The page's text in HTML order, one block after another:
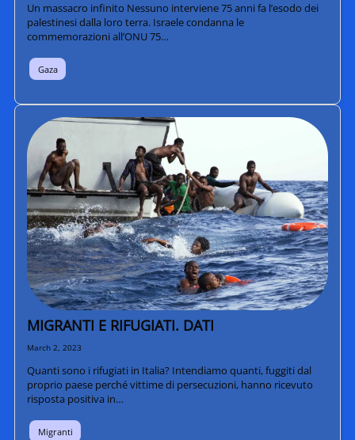
Un massacro infinito Nessuno interviene 75 anni fa l’esodo dei
palestinesi dalla loro terra. Israele condanna le
commemorazioni all’ONU 75…
Gaza
MIGRANTI E RIFUGIATI. DATI
March 2, 2023
Quanti sono i rifugiati in Italia? Intendiamo quanti, fuggiti dal
proprio paese perché vittime di persecuzioni, hanno ricevuto
risposta positiva in…
Migranti